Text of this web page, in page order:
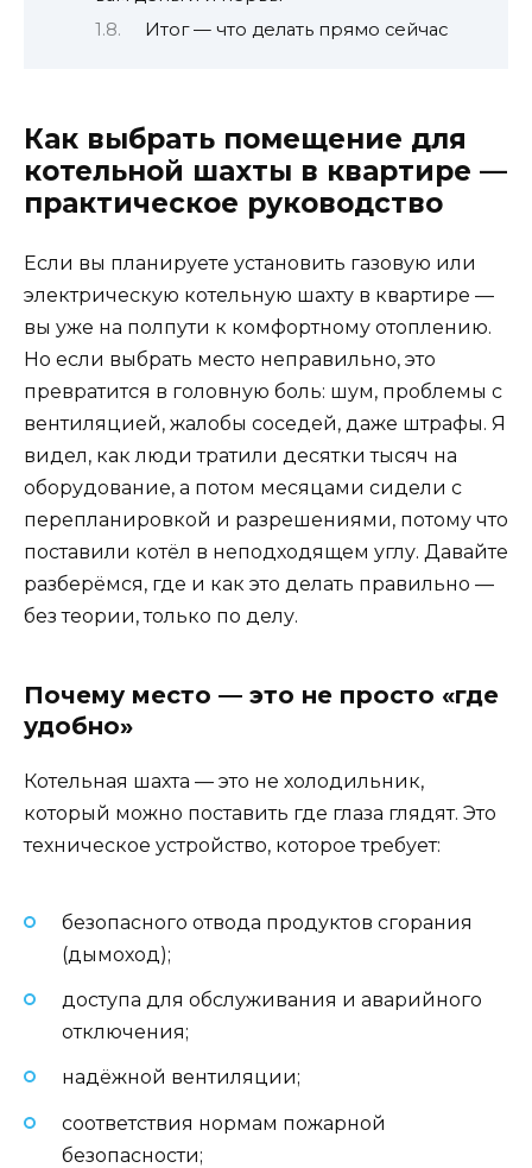
Итог — что делать прямо сейчас
Как выбрать помещение для
котельной шахты в квартире —
практическое руководство
Если вы планируете установить газовую или
электрическую котельную шахту в квартире —
вы уже на полпути к комфортному отоплению.
Но если выбрать место неправильно, это
превратится в головную боль: шум, проблемы с
вентиляцией, жалобы соседей, даже штрафы. Я
видел, как люди тратили десятки тысяч на
оборудование, а потом месяцами сидели с
перепланировкой и разрешениями, потому что
поставили котёл в неподходящем углу. Давайте
разберёмся, где и как это делать правильно —
без теории, только по делу.
Почему место — это не просто «где
удобно»
Котельная шахта — это не холодильник,
который можно поставить где глаза глядят. Это
техническое устройство, которое требует:
безопасного отвода продуктов сгорания
(дымоход);
доступа для обслуживания и аварийного
отключения;
надёжной вентиляции;
соответствия нормам пожарной
безопасности;